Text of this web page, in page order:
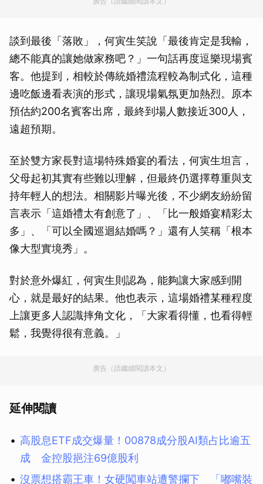
談到最後「落敗」，何寅生笑說「最後肯定是我輸，
總不能真的讓她做家務吧？」一句話再度逗樂現場賓
客。他提到，相較於傳統婚禮流程較為制式化，這種
邊吃飯邊看表演的形式，讓現場氣氛更加熱烈。原本
預估約200名賓客出席，最終到場人數接近300人，
遠超預期。
至於雙方家長對這場特殊婚宴的看法，何寅生坦言，
父母起初其實有些難以理解，但最終仍選擇尊重與支
持年輕人的想法。相關影片曝光後，不少網友紛紛留
言表示「這婚禮太有創意了」、「比一般婚宴精彩太
多」、「可以全國巡迴結婚嗎？」還有人笑稱「根本
像大型實境秀」。
對於意外爆紅，何寅生則認為，能夠讓大家感到開
心，就是最好的結果。他也表示，這場婚禮某種程度
上讓更多人認識摔角文化，「大家看得懂，也看得輕
鬆，我覺得很有意義。」
廣告（請繼續閱讀本文）
延伸閱讀
高股息ETF成交爆量！00878成分股AI類占比逾五
成 金控股挹注69億股利
沒票想搭霸王車！女硬闖車站遭警攔下 「嘟嘴裝